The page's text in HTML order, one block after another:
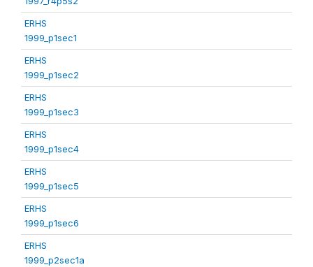
ERHS
1999_p1sec1
ERHS
1999_p1sec2
ERHS
1999_p1sec3
ERHS
1999_p1sec4
ERHS
1999_p1sec5
ERHS
1999_p1sec6
ERHS
1999_p2sec1a